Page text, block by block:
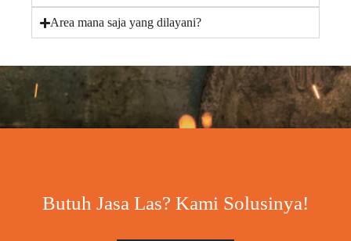
Area mana saja yang dilayani?
Butuh Jasa Las? Kami Solusinya!